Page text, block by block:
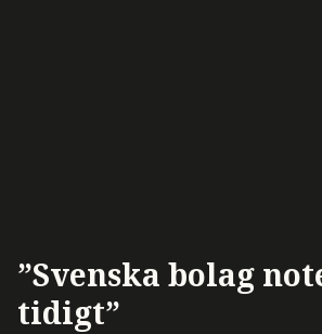
”Svenska bolag
tidigt”